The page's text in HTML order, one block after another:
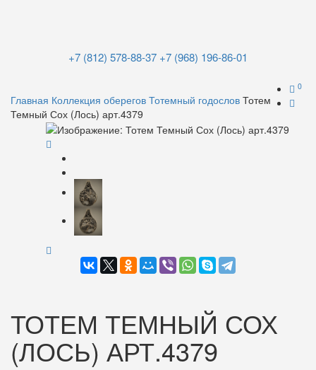
+7 (812) 578-88-37 +7 (968) 196-86-01
0
Главная Коллекция оберегов Тотемный годослов Тотем
Темный Сох (Лось) арт.4379
ТОТЕМ ТЕМНЫЙ СОХ
(ЛОСЬ) АРТ.4379